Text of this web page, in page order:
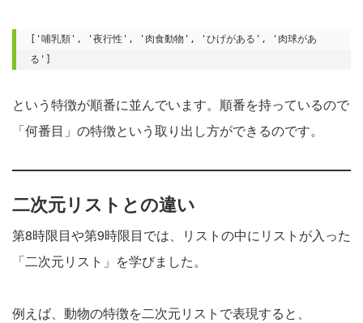
['哺乳類', '夜行性', '肉食動物', 'ひげがある', '肉球があ
る']
という特徴が順番に並んでいます。順番を持っているので
「何番目」の特徴という取り出し方ができるのです。
二次元リストとの違い
第8時限目や第9時限目では、リストの中にリストが入った
「二次元リスト」を学びました。
例えば、動物の特徴を二次元リストで表現すると、